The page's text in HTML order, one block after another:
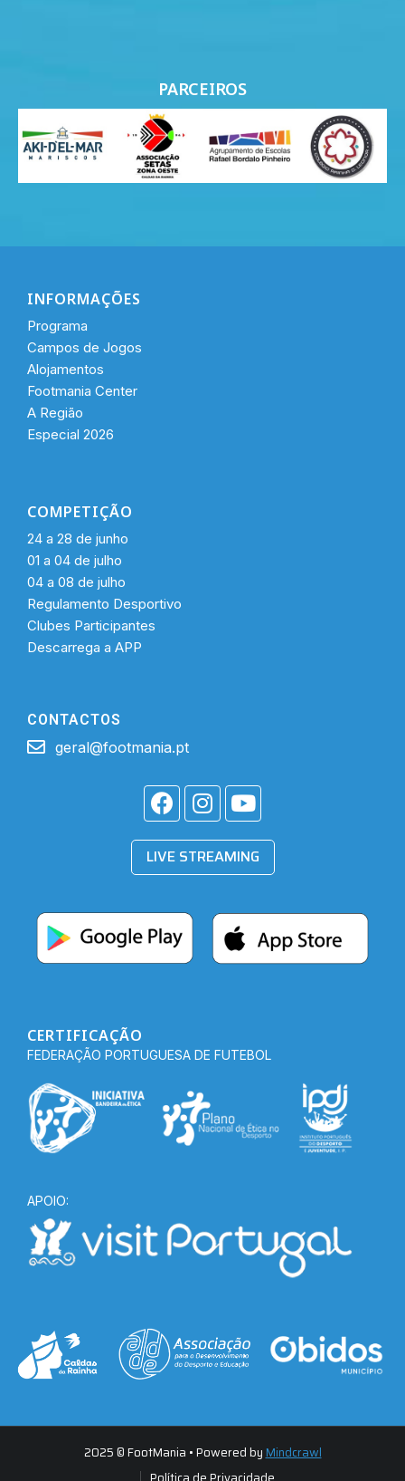
PARCEIROS
INFORMAÇÕES
Programa
Campos de Jogos
Alojamentos
Footmania Center
A Região
Especial 2026
COMPETIÇÃO
24 a 28 de junho
01 a 04 de julho
04 a 08 de julho
Regulamento Desportivo
Clubes Participantes
Descarrega a APP
CONTACTOS
geral@footmania.pt
LIVE STREAMING
CERTIFICAÇÃO
FEDERAÇÃO PORTUGUESA DE FUTEBOL
APOIO:
2025 © FootMania • Powered byMindcrawl